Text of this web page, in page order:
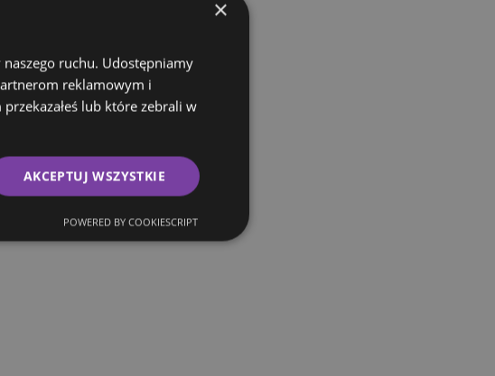
×
ruchu. Udostępniamy
reklamowym i
lub które zebrali w
AKCEPTUJ WSZYSTKIE
POWERED BY COOKIESCRIPT